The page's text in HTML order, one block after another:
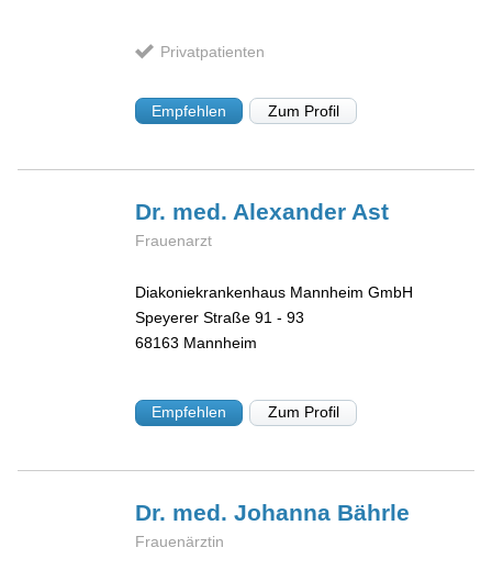
Privatpatienten
Empfehlen Zum Profil
Dr. med. Alexander Ast
Frauenarzt
Diakoniekrankenhaus Mannheim GmbH
Speyerer Straße 91 - 93
68163 Mannheim
Empfehlen Zum Profil
Dr. med. Johanna Bährle
Frauenärztin